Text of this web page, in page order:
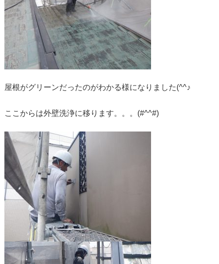
屋根がグリーンだったのがわかる様になりました(^^♪
ここからは外壁洗浄に移ります。。。(#^^#)